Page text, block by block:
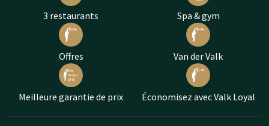
3 restaurants Spa & gym
Offres Van der Valk
Meilleure garantie de prix Économisez avec Valk Loyal